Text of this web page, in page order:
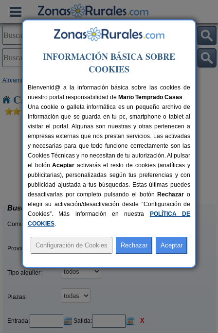
Alojamientos
Casas Rurales cerca de Pozo Cañada
10 pers.
desde15 €
Casas Rurales Monteruiz
Masegoso (Albacete)
Buscar
Comunidades:
Provincias/Islas:
Tipo alquiler:
Plazas:
Entrada: Salida: X
INFORMACIÓN BÁSICA SOBRE
COOKIES
Bienvenid@ a la información básica sobre las cookies de
nuestro portal responsabilidad de Mario Temprado Casas.
Una cookie o galleta informática es un pequeño archivo de
información que se guarda en tu pc, smartphone o tablet al
visitar el portal. Algunas son nuestras y otras pertenecen a
empresas externas que nos prestan servicios. Las activadas
y necesarias para que todo funcione correctamente son las
Cookies Técnicas y no necesitan de tu autorización. Al pulsar
el botónAceptar activarás el resto de cookies (analíticas y
publicitarias), personalizadas según tus preferencias y con
publicidad ajustada a tus búsquedas. Estas últimas puedes
desactivarlas por completo pulsando el botón Rechazar o
elegir su activación/desactivación desde “Configuración de
Cookies”. Más información en nuestra
POLÍTICA DE
COOKIES.